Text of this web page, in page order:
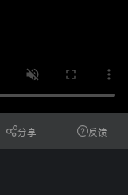
分享 反馈